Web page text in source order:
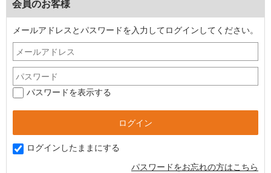
会員のお客様
メールアドレスとパスワードを入力してログインしてください。
パスワードを表示する
ログインしたままにする
パスワードをお忘れの方はこちら